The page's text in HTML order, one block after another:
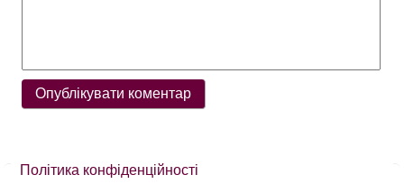
Політика конфіденційності